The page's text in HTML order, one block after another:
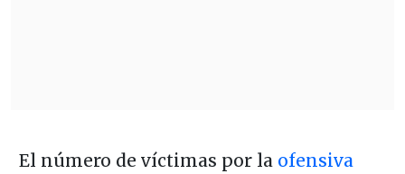
El número de víctimas por la ofensiva